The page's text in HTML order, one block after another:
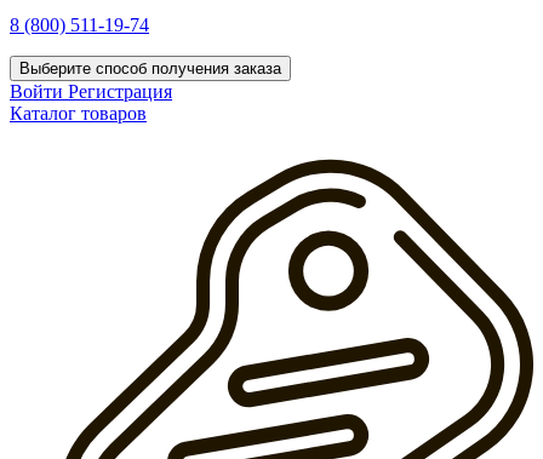
8 (800) 511-19-74
Выберите способ получения заказа
Войти Регистрация
Каталог товаров